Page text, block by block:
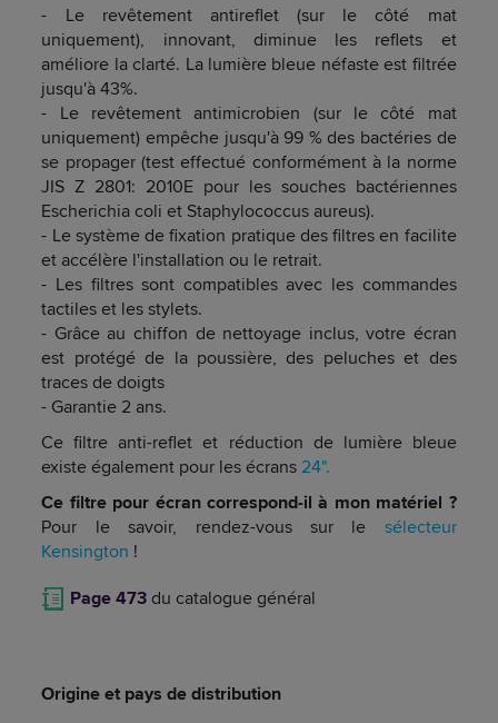
- Le revêtement antireflet (sur le côté mat
uniquement), innovant, diminue les reflets et
améliore la clarté. La lumière bleue néfaste est filtrée
jusqu'à 43%.
- Le revêtement antimicrobien (sur le côté mat
uniquement) empêche jusqu'à 99 % des bactéries de
se propager (test effectué conformément à la norme
JIS Z 2801: 2010E pour les souches bactériennes
Escherichia coli et Staphylococcus aureus).
- Le système de fixation pratique des filtres en facilite
et accélère l'installation ou le retrait.
- Les filtres sont compatibles avec les commandes
tactiles et les stylets.
- Grâce au chiffon de nettoyage inclus, votre écran
est protégé de la poussière, des peluches et des
traces de doigts
- Garantie 2 ans.
Ce filtre anti-reflet et réduction de lumière bleue
existe également pour les écrans 24".
Ce filtre pour écran correspond-il à mon matériel ?
Pour le savoir, rendez-vous sur le sélecteur
Kensington !
Page 473 du catalogue général
Origine et pays de distribution